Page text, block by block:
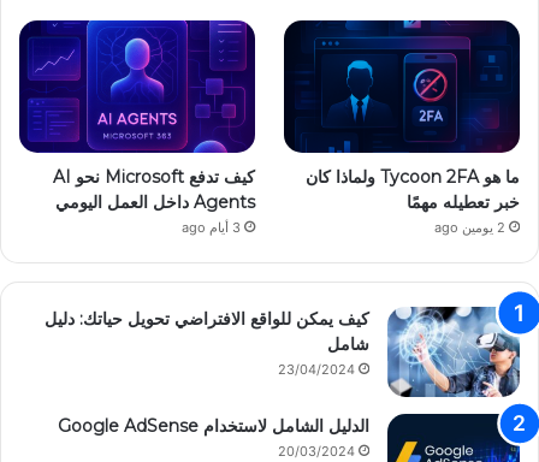
ك
و
ق
ك
م
ج
ما هو Tycoon 2FA ولماذا كان
خبر تعطيله مهمًا
2 يومين ago
كيف تدفع Microsoft نحو AI
Agents داخل العمل اليومي
3 أيام ago
كيف يمكن للواقع الافتراضي تحويل حياتك: دليل
شامل
23/04/2024
الدليل الشامل لاستخدام Google AdSense
20/03/2024